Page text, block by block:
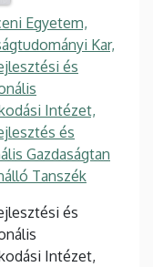
Egyetem,
Kar,
és
Intézet,
és
Gazdaságtan
Tanszék
és
Intézet,